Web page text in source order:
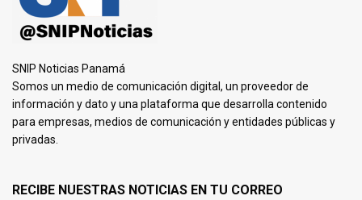
SNIP Noticias Panamá
Somos un medio de comunicación digital, un proveedor de
información y dato y una plataforma que desarrolla contenido
para empresas, medios de comunicación y entidades públicas y
privadas.
RECIBE NUESTRAS NOTICIAS EN TU CORREO